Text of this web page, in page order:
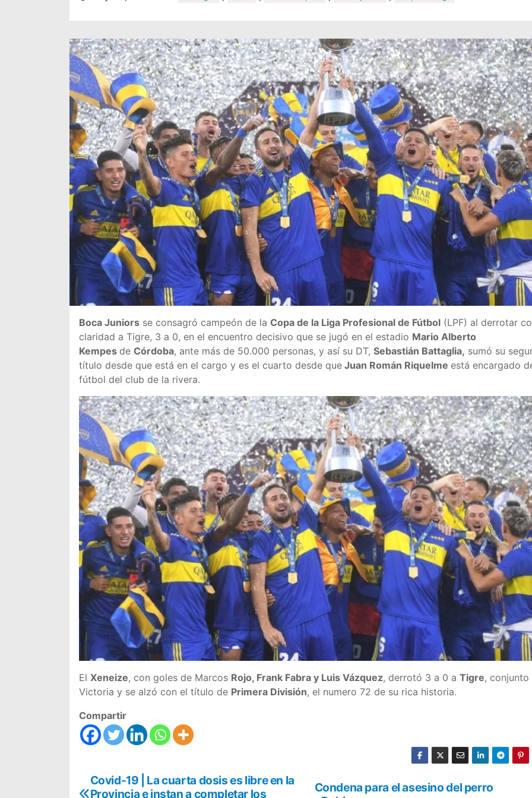
Boca Juniors se consagró campeón de la Copa de la Liga Profesional de Fútbol (LPF) al derrotar
claridad a Tigre, 3 a 0, en el encuentro decisivo que se jugó en el estadio Mario Alberto
Kempes de Córdoba, ante más de 50.000 personas, y así su DT, Sebastián Battaglia, sumó su
título desde que está en el cargo y es el cuarto desde que Juan Román Riquelme está encargado
fútbol del club de la rivera.
El Xeneize, con goles de Marcos Rojo, Frank Fabra y Luis Vázquez, derrotó 3 a 0 a Tigre, conjunto
Victoria y se alzó con el título de Primera División, el numero 72 de su rica historia.
Compartir
N
Condena para el asesino del perro
Covid-19 | La cuarta dosis es libre en la
Provincia e instan a completar los